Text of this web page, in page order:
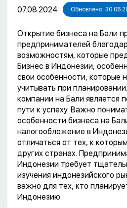
07.08.2024 Обновлено:
Открытие бизнеса на Бали
предпринимателей
возможностям, которые
Бизнес в Индонезии,
свои особенности, которые
учитывать при
компании на Бали является
пути к успеху. Важно
особенности бизнеса на
налогообложение в
отличаться от тех, к
других странах.
Индонезии требует
изучения индонезийского
важно для тех, кто
Индонезию.